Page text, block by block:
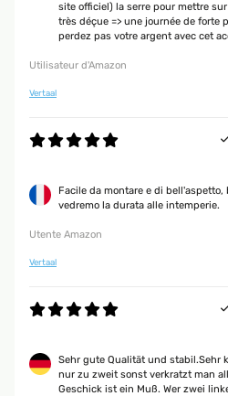
site officiel) la serre pour mettre
très déçue => une journée de forte
perdez pas votre argent avec cet
Utilisateur d'Amazon
Vertaal
Facile da montare e di
vedremo la durata alle intemperie.
Utente Amazon
Vertaal
Sehr gute Qualität und stabil.Sehr
nur zu zweit sonst verkratzt man
Geschick ist ein Muß. Wer zwei